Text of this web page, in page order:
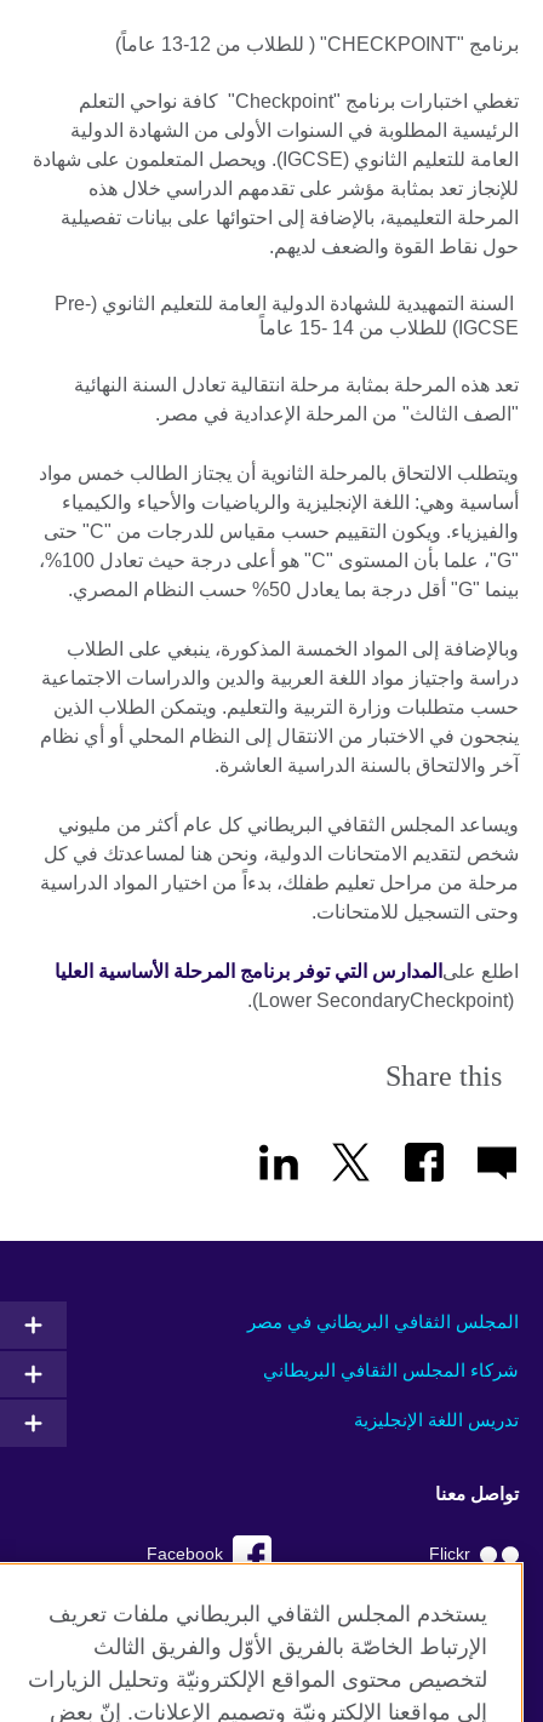
برنامج "CHECKPOINT" ( للطلاب من 12-13 عاماً)
تغطي اختبارات برنامج "Checkpoint" كافة نواحي التعلم
الرئيسية المطلوبة في السنوات الأولى من الشهادة الدولية
العامة للتعليم الثانوي (IGCSE). ويحصل المتعلمون على شهادة
للإنجاز تعد بمثابة مؤشر على تقدمهم الدراسي خلال هذه
المرحلة التعليمية، بالإضافة إلى احتوائها على بيانات تفصيلية
حول نقاط القوة والضعف لديهم.
السنة التمهيدية للشهادة الدولية العامة للتعليم الثانوي (Pre-
IGCSE) للطلاب من 14 -15 عاماً
تعد هذه المرحلة بمثابة مرحلة انتقالية تعادل السنة النهائية
"الصف الثالث" من المرحلة الإعدادية في مصر.
ويتطلب الالتحاق بالمرحلة الثانوية أن يجتاز الطالب خمس مواد
أساسية وهي: اللغة الإنجليزية والرياضيات والأحياء والكيمياء
والفيزياء. ويكون التقييم حسب مقياس للدرجات من "C" حتى
"G"، علما بأن المستوى "C" هو أعلى درجة حيث تعادل 100%،
بينما "G" أقل درجة بما يعادل 50% حسب النظام المصري.
وبالإضافة إلى المواد الخمسة المذكورة، ينبغي على الطلاب
دراسة واجتياز مواد اللغة العربية والدين والدراسات الاجتماعية
حسب متطلبات وزارة التربية والتعليم. ويتمكن الطلاب الذين
ينجحون في الاختبار من الانتقال إلى النظام المحلي أو أي نظام
آخر والالتحاق بالسنة الدراسية العاشرة.
ويساعد المجلس الثقافي البريطاني كل عام أكثر من مليوني
شخص لتقديم الامتحانات الدولية، ونحن هنا لمساعدتك في كل
مرحلة من مراحل تعليم طفلك، بدءاً من اختيار المواد الدراسية
وحتى التسجيل للامتحانات.
اطلع على المدارس التي توفر برنامج المرحلة الأساسية العليا
(Lower SecondaryCheckpoint).
Share this
المجلس الثقافي البريطاني في مصر
شركاء المجلس الثقافي البريطاني
تدريس اللغة الإنجليزية
تواصل معنا
Facebook Flickr
YouTube RSS
TikTok
يستخدم المجلس الثقافي البريطاني ملفات تعريف
الإرتباط الخاصّة بالفريق الأوّل والفريق الثالث
لتخصيص محتوى المواقع الإلكترونيّة وتحليل الزيارات
إلى مواقعنا الإلكترونيّة وتصميم الإعلانات. إنّ بعض